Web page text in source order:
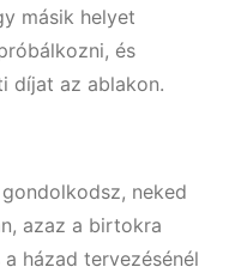
másik helyet
és
díjat az ablakon.
neked
azaz a birtokra
házad tervezésénél